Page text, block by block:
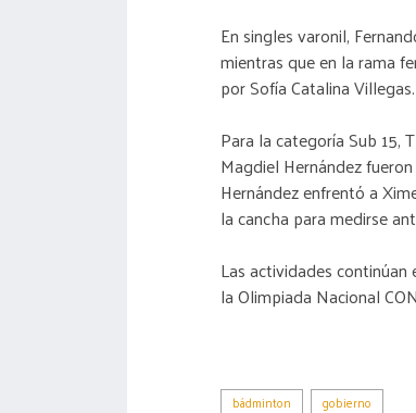
En singles varonil,
mientras que en la rama
por Sofía Catalina Villegas.
Para la categoría Sub 15,
Magdiel Hernández
Hernández enfrentó a
la cancha para medirse
Las actividades
la Olimpiada Nacional
bádminton gobierno